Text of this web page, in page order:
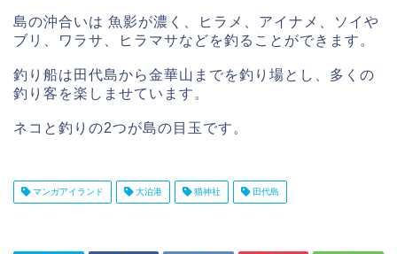
島の沖合いは 魚影が濃く、ヒラメ、アイナメ、ソイや
ブリ、ワラサ、ヒラマサなどを釣ることができます。
釣り船は田代島から金華山までを釣り場とし、多くの
釣り客を楽しませています。
ネコと釣りの2つが島の目玉です。
マンガアイランド 大泊港 猫神社 田代島